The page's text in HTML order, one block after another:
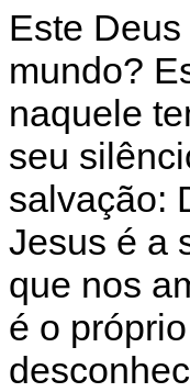
Este
mundo?
naquele
seu
salvação:
Jesus é a
que nos
é o